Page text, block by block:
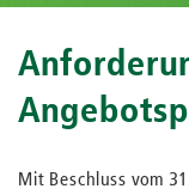
Mit Beschluss vom